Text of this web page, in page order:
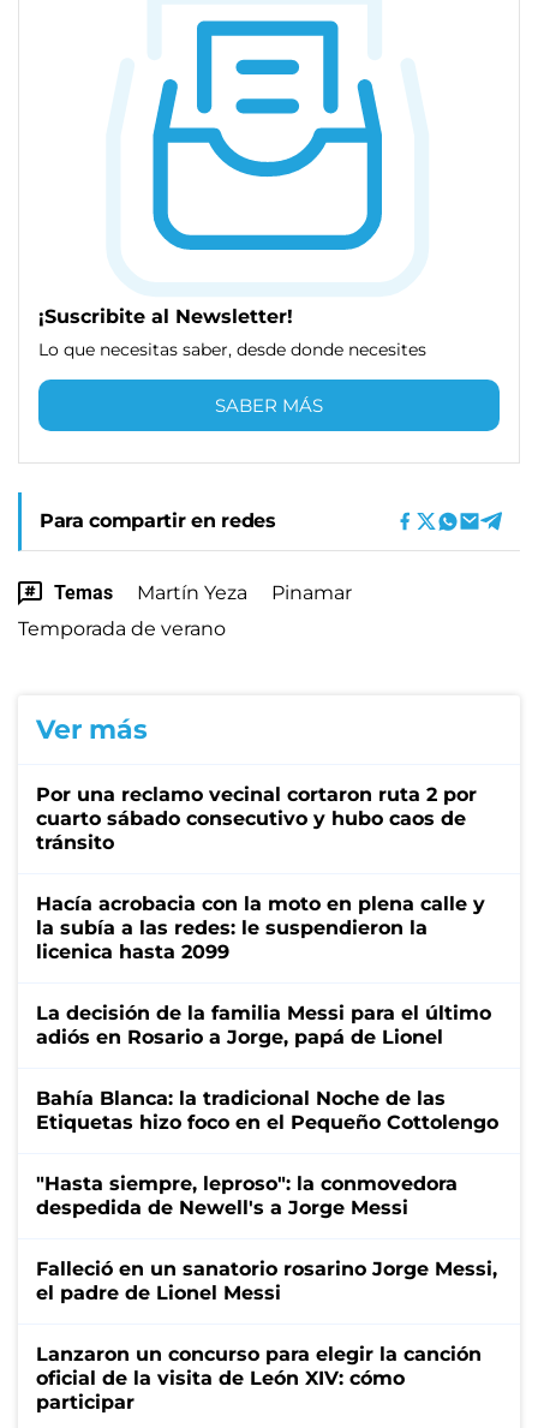
¡Suscribite al Newsletter!
Lo que necesitas saber, desde donde necesites
SABER MÁS
Para compartir en redes
Temas Martín Yeza
Pinamar
Temporada de verano
Ver más
Por una reclamo vecinal cortaron ruta 2 por
cuarto sábado consecutivo y hubo caos de
tránsito
Hacía acrobacia con la moto en plena calle y
la subía a las redes: le suspendieron la
licenica hasta 2099
La decisión de la familia Messi para el último
adiós en Rosario a Jorge, papá de Lionel
Bahía Blanca: la tradicional Noche de las
Etiquetas hizo foco en el Pequeño Cottolengo
"Hasta siempre, leproso": la conmovedora
despedida de Newell's a Jorge Messi
Falleció en un sanatorio rosarino Jorge Messi,
el padre de Lionel Messi
Lanzaron un concurso para elegir la canción
oficial de la visita de León XIV: cómo
participar